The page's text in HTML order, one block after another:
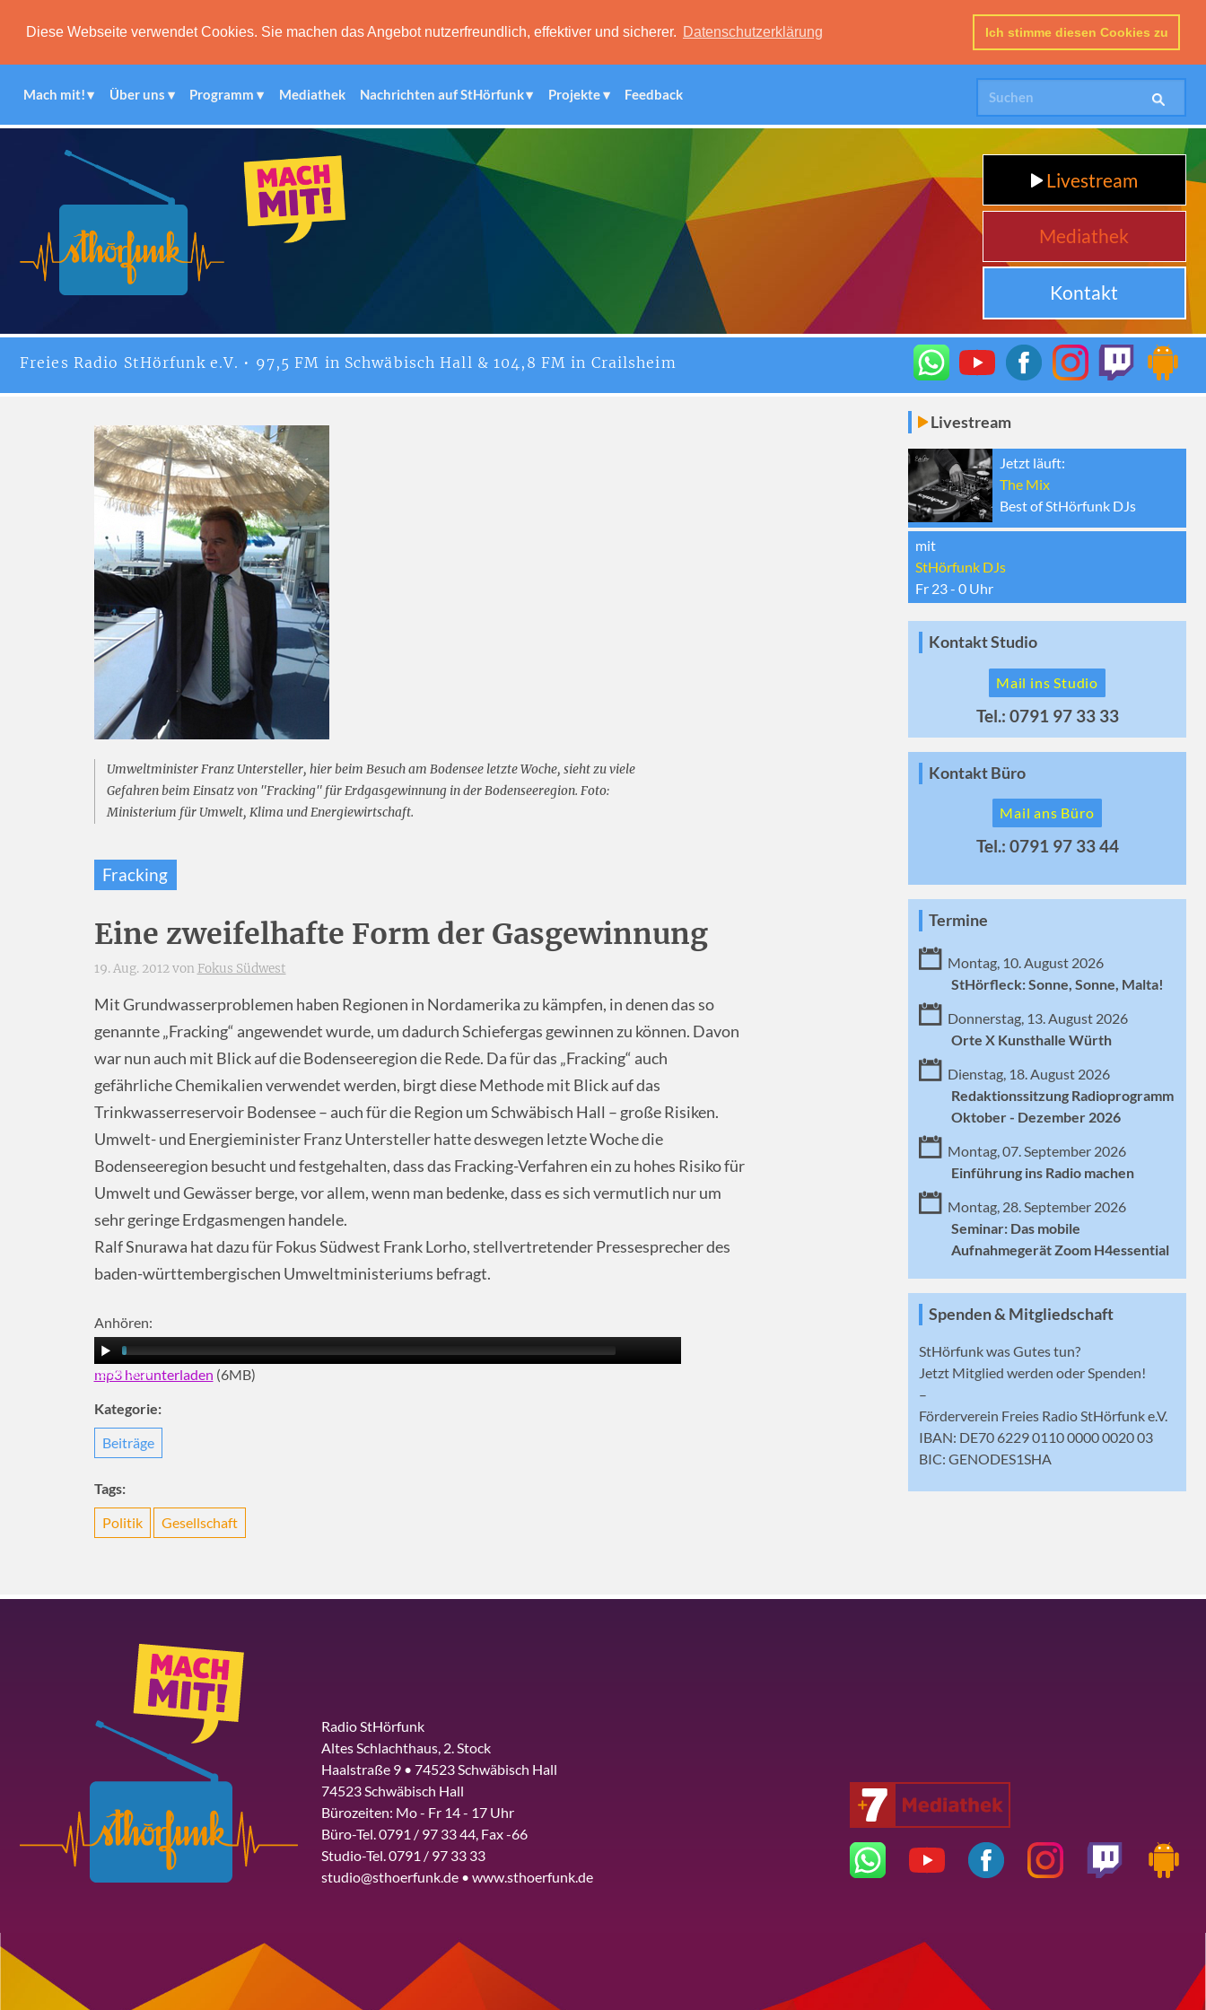
Diese Webseite verwendet Cookies. Sie machen das Angebot nutzerfreundlich, effektiver und sicherer. Datenschutzerklärung Ich stimme diesen Cookies zu
Mach mit! Über uns Programm Mediathek Nachrichten auf StHörfunk Projekte Feedback
Livestream
Mediathek
Kontakt
Freies Radio StHörfunke.V. • 97,5 FM in Schwäbisch Hall & 104,8 FM in Crailsheim
Umweltminister Franz Untersteller, hier beim Besuch am Bodensee letzte Woche, sieht zu viele
Gefahren beim Einsatz von "Fracking" für Erdgasgewinnung in der Bodenseeregion. Foto:
Ministerium für Umwelt, Klima und Energiewirtschaft.
Fracking
Eine zweifelhafte Form der Gasgewinnung
19. Aug. 2012 von Fokus Südwest
Mit Grundwasserproblemen haben Regionen in Nordamerika zu kämpfen, in denen das so
genannte „Fracking“ angewendet wurde, um dadurch Schiefergas gewinnen zu können. Davon
war nun auch mit Blick auf die Bodenseeregion die Rede. Da für das „Fracking“ auch
gefährliche Chemikalien verwendet werden, birgt diese Methode mit Blick auf das
Trinkwasserreservoir Bodensee – auch für die Region um Schwäbisch Hall – große Risiken.
Umwelt- und Energieminister Franz Untersteller hatte deswegen letzte Woche die
Bodenseeregion besucht und festgehalten, dass das Fracking-Verfahren ein zu hohes Risiko für
Umwelt und Gewässer berge, vor allem, wenn man bedenke, dass es sich vermutlich nur um
sehr geringe Erdgasmengen handele.
Ralf Snurawa hat dazu für Fokus Südwest Frank Lorho, stellvertretender Pressesprecher des
baden-württembergischen Umweltministeriums befragt.
Anhören:
00:00 06:26
mp3 herunterladen (6MB)
Kategorie:
Beiträge
Tags:
Politik
Gesellschaft
Livestream
Jetzt läuft:
The Mix
Best of StHörfunk DJs
mit
StHörfunk DJs
Fr 23 - 0 Uhr
Kontakt Studio
Mail ins Studio
Tel.: 0791 97 33 33
Kontakt Büro
Mail ans Büro
Tel.: 0791 97 33 44
Termine
Montag, 10. August 2026
StHörfleck: Sonne, Sonne, Malta!
Donnerstag, 13. August 2026
Orte X Kunsthalle Würth
Dienstag, 18. August 2026
Redaktionssitzung Radioprogramm
Oktober - Dezember 2026
Montag, 07. September 2026
Einführung ins Radio machen
Montag, 28. September 2026
Seminar: Das mobile
Aufnahmegerät Zoom H4essential
Spenden & Mitgliedschaft
StHörfunk was Gutes tun?
Jetzt Mitglied werden oder Spenden!
–
Förderverein Freies Radio StHörfunk e.V.
IBAN: DE70 6229 0110 0000 0020 03
BIC: GENODES1SHA
Radio StHörfunk
Altes Schlachthaus, 2. Stock
Haalstraße 9 • 74523 Schwäbisch Hall
74523 Schwäbisch Hall
Bürozeiten: Mo - Fr 14 - 17 Uhr
Büro-Tel. 0791 / 97 33 44, Fax -66
Studio-Tel. 0791 / 97 33 33
studio@sthoerfunk.de • www.sthoerfunk.de